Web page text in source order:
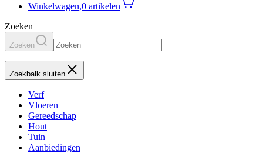
Winkelwagen,0 artikelen
Zoeken
Zoeken
Zoekbalk sluiten
Verf
Vloeren
Gereedschap
Hout
Tuin
Aanbiedingen